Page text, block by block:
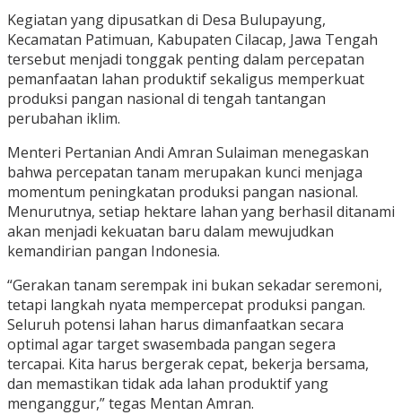
Kegiatan yang dipusatkan di Desa Bulupayung,
Kecamatan Patimuan, Kabupaten Cilacap, Jawa Tengah
tersebut menjadi tonggak penting dalam percepatan
pemanfaatan lahan produktif sekaligus memperkuat
produksi pangan nasional di tengah tantangan
perubahan iklim.
Menteri Pertanian Andi Amran Sulaiman menegaskan
bahwa percepatan tanam merupakan kunci menjaga
momentum peningkatan produksi pangan nasional.
Menurutnya, setiap hektare lahan yang berhasil ditanami
akan menjadi kekuatan baru dalam mewujudkan
kemandirian pangan Indonesia.
“Gerakan tanam serempak ini bukan sekadar seremoni,
tetapi langkah nyata mempercepat produksi pangan.
Seluruh potensi lahan harus dimanfaatkan secara
optimal agar target swasembada pangan segera
tercapai. Kita harus bergerak cepat, bekerja bersama,
dan memastikan tidak ada lahan produktif yang
menganggur,” tegas Mentan Amran.